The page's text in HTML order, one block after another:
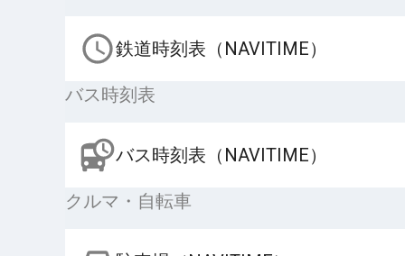
鉄道時刻表（NAVITIME）
バス時刻表
バス時刻表（NAVITIME）
クルマ・自転車